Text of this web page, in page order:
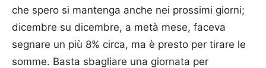
che spero si mantenga anche nei prossimi giorni;
dicembre su dicembre, a metà mese, faceva
segnare un più 8% circa, ma è presto per tirare le
somme. Basta sbagliare una giornata per